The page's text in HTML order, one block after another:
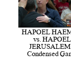
HAPOEL
vs. HAPOEL
Condensed